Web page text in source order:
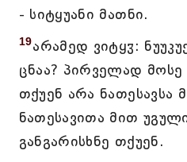
- სიტყუანი მათნი.
19არამედ ვიტყჳ:
ცნაა? პირველად მოსე
თქუენ არა ნათესავსა
ნათესავითა მით
განგარისხნე თქუენ.